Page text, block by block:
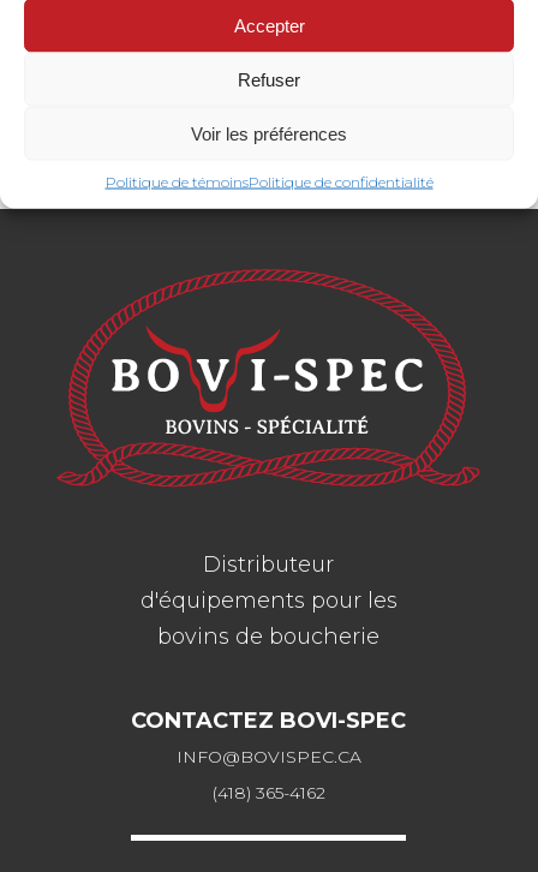
Accepter
Refuser
Voir les préférences
Politique de témoinsPolitique de confidentialité
Distributeur
d'équipements pour les
bovins de boucherie
CONTACTEZ BOVI-SPEC
INFO@BOVISPEC.CA
(418) 365-4162